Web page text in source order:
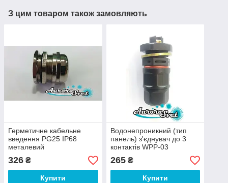
З цим товаром також замовляють
Герметичне кабельне
введення PG25 IP68
металевий
водонепроникний. Для
басейнів,
акваріумів,фонтанів,
326 ₴
Купити
Водонепроникний (тип
панель) з'єднувач до 3
контактів WPP-03
Туреччина. Водостійкий
роз'єм IP-68.
265₴
Купити